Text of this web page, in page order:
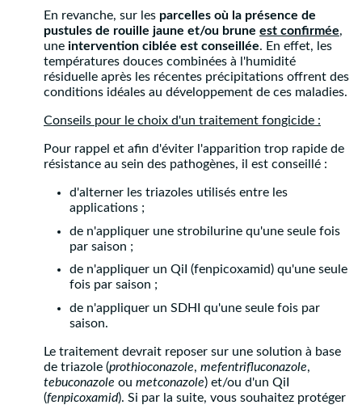
En revanche, sur les parcelles où la présence de
pustules de rouille jaune et/ou brune est confirmée,
une intervention ciblée est conseillée. En effet, les
températures douces combinées à l'humidité
résiduelle après les récentes précipitations offrent des
conditions idéales au développement de ces maladies.
Conseils pour le choix d'un traitement fongicide :
Pour rappel et afin d'éviter l'apparition trop rapide de
résistance au sein des pathogènes, il est conseillé :
d'alterner les triazoles utilisés entre les
applications ;
de n'appliquer une strobilurine qu'une seule fois
par saison ;
de n'appliquer un QiI (fenpicoxamid) qu'une seule
fois par saison ;
de n'appliquer un SDHI qu'une seule fois par
saison.
Le traitement devrait reposer sur une solution à base
de triazole (prothioconazole, mefentrifluconazole,
tebuconazole ou metconazole) et/ou d'un QiI
(fenpicoxamid). Si par la suite, vous souhaitez protéger